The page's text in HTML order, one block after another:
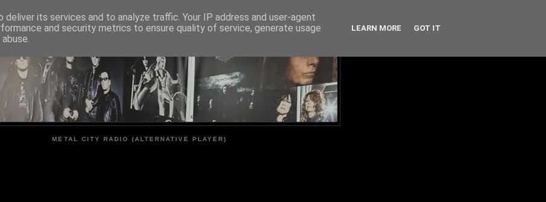
METAL CITY
METAL CITY RADIO (ALTERNATIVE PLAYER)
its services and to analyze traffic. Your IP address and user-agent
and security metrics to ensure quality of service, generate usage
LEARN MORE GOT IT